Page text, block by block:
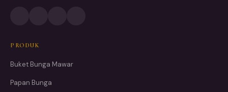
PRODUK
Buket Bunga Mawar
Papan Bunga